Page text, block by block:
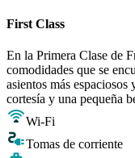
First Class
En la Primera Clase de
comodidades que se
asientos más
cortesía y una pequeña
Wi-Fi
Tomas de corriente